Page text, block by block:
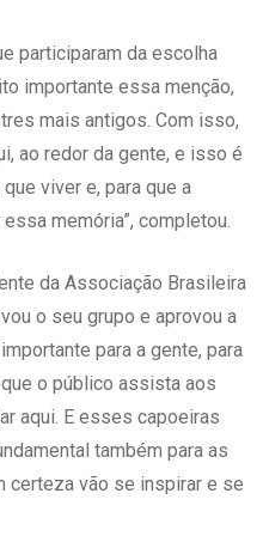
participaram da escolha
importante essa menção,
mais antigos. Com isso,
ao redor da gente, e isso é
viver e, para que a
memória”, completou.
da Associação Brasileira
o seu grupo e aprovou a
para a gente, para
o público assista aos
aqui. E esses capoeiras
também para as
certeza vão se inspirar e se